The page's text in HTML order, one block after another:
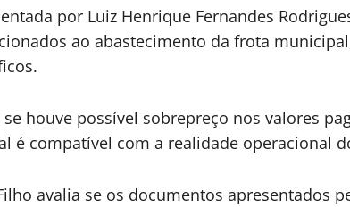
por Luiz Henrique Fernandes
ao abastecimento da frota
se houve possível sobrepreço nos valores
é compatível com a realidade operacional
avalia se os documentos apresentados